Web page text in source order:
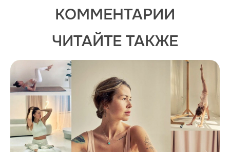
КОММЕНТАРИИ
ЧИТАЙТЕ ТАКЖЕ